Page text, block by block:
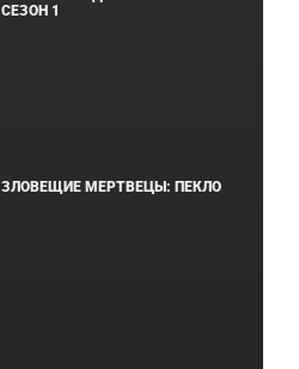
СЕЗОН 1
ЗЛОВЕЩИЕ МЕРТВЕЦЫ: ПЕКЛО